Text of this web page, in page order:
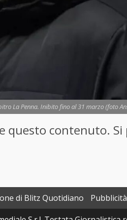
La Penna. Inibito fino al 31 marzo (foto
questo contenuto. Si
di Blitz Quotidiano Pubblicità